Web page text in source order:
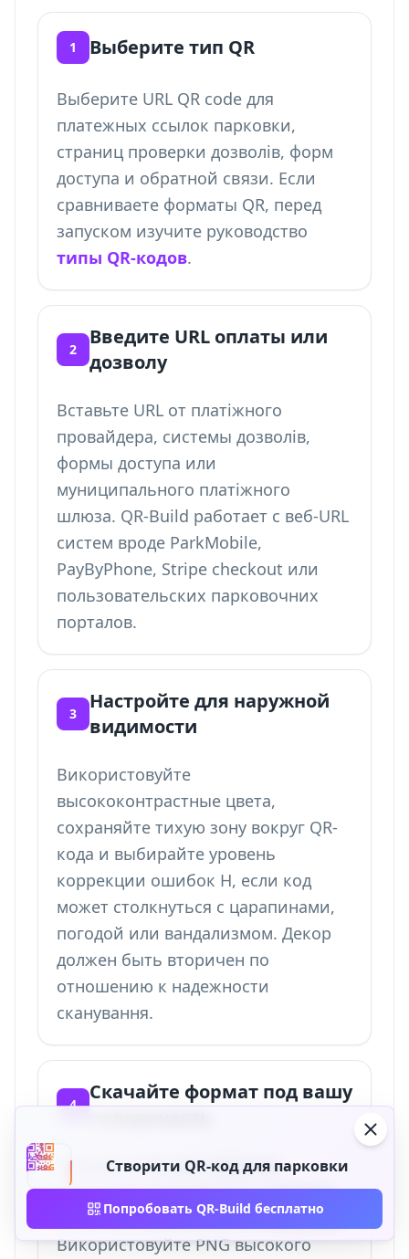
1 Выберите тип QR
Выберите URL QR code для
платежных ссылок парковки,
страниц проверки дозволів, форм
доступа и обратной связи. Если
сравниваете форматы QR, перед
запуском изучите руководство
типы QR-кодов.
2
Введите URL оплаты или
дозволу
Вставьте URL от платіжного
провайдера, системы дозволів,
формы доступа или
муниципального платіжного
шлюза. QR-Build работает с веб-URL
систем вроде ParkMobile,
PayByPhone, Stripe checkout или
пользовательских парковочних
порталов.
3
Настройте для наружной
видимости
Використовуйте
высококонтрастные цвета,
сохраняйте тихую зону вокруг QR-
кода и выбирайте уровень
коррекции ошибок H, если код
может столкнуться с царапинами,
погодой или вандализмом. Декор
должен быть вторичен по
отношению к надежности
сканування.
4
Скачайте формат под вашу
Скачайте SVG для табличек
счетчиков, долговечных знаков и
печатных процессов поставщиков.
Використовуйте PNG высокого
Створити QR-код для парковки
Попробовать QR-Build бесплатно